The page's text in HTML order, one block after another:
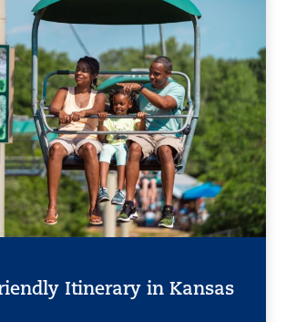
Itinerary in Kansas